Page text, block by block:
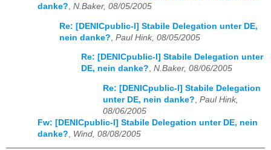
danke? N.Baker, 08/05/2005
Re: [DENICpublic-l] Stabile Delegation unter DE,
nein danke? Paul Hink, 08/05/2005
Re: [DENICpublic-l] Stabile Delegation unter
DE, nein danke?, N.Baker, 08/06/2005
Re: [DENICpublic-l] Stabile Delegation
unter DE, nein danke? Paul Hink,
08/06/2005
Fw: [DENICpublic-l] Stabile Delegation unter DE, nein
danke?
Wind, 08/08/2005